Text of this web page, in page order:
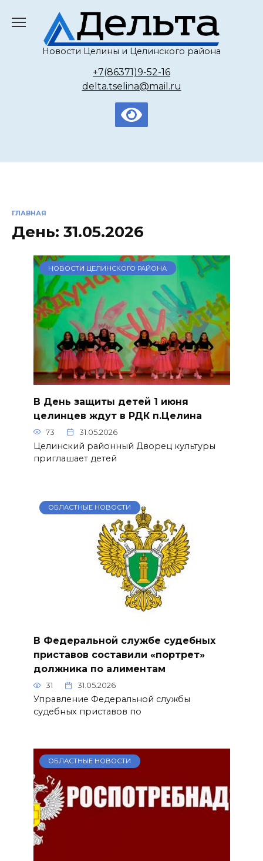
содержанию
Новости Целины и Целинского района
+7(86371)9-52-16
delta.tselina@mail.ru
ГЛАВНАЯ
День: 31.05.2026
НОВОСТИ ЦЕЛИНСКОГО РАЙОНА
В День защиты детей 1 июня
целинцев ждут в РДК п.Целина
73 31.05.2026
Целинский районный Дворец культуры
приглашает детей
ОБЛАСТНЫЕ НОВОСТИ
В Федеральной службе судебных
приставов составили «портрет»
должника по алиментам
31 31.05.2026
Управление Федеральной службы
судебных приставов по
ОБЛАСТНЫЕ НОВОСТИ